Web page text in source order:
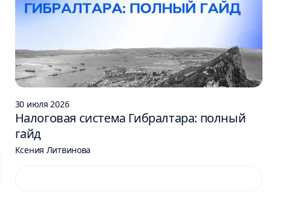
30 июля 2026
Налоговая система Гибралтара: полный
гайд
Ксения Литвинова